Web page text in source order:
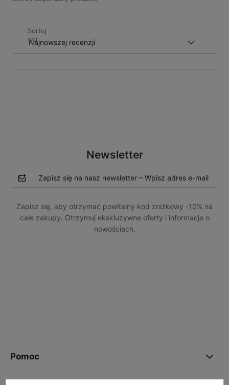
Sortuj
wg
Newsletter
Zapisz się, aby otrzymać powitalny kod zniżkowy -10% na
całe zakupy. Otrzymuj ekskluzywne oferty i informacje o
nowościach.
Zapisz się na nasz newsletter – Wpisz adres e-mail
Pomoc